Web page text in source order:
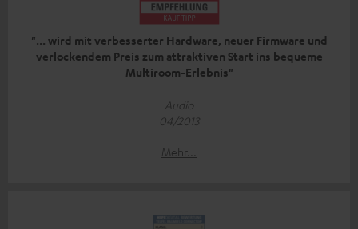
"... wird mit verbesserter Hardware, neuer Firmware und
verlockendem Preis zum attraktiven Start ins bequeme
Multiroom-Erlebnis"
Audio
04/2013
Mehr...